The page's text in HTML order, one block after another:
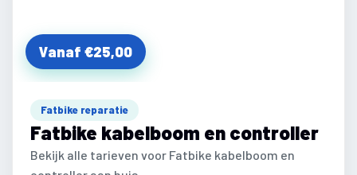
Vanaf €25,00
Fatbike reparatie
Fatbike kabelboom en controller
Bekijk alle tarieven voor Fatbike kabelboom en